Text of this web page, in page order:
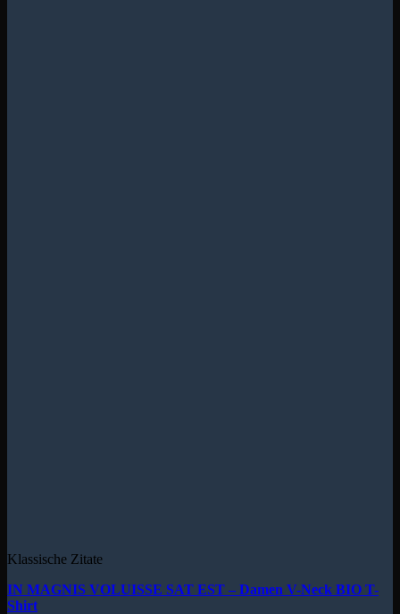
Klassische Zitate
IN MAGNIS VOLUISSE SAT EST – Damen V-Neck BIO T-
Shirt